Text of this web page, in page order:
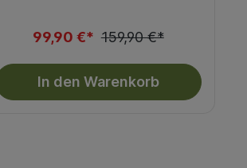
99,90 €* 159,90 €*
In den Warenkorb